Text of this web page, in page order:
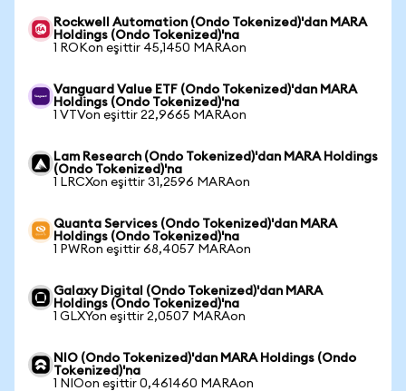
Rockwell Automation (Ondo Tokenized)'dan MARA
Holdings (Ondo Tokenized)'na
1 ROKon eşittir 45,1450 MARAon
Vanguard Value ETF (Ondo Tokenized)'dan MARA
Holdings (Ondo Tokenized)'na
1 VTVon eşittir 22,9665 MARAon
Lam Research (Ondo Tokenized)'dan MARA Holdings
(Ondo Tokenized)'na
1 LRCXon eşittir 31,2596 MARAon
Quanta Services (Ondo Tokenized)'dan MARA
Holdings (Ondo Tokenized)'na
1 PWRon eşittir 68,4057 MARAon
Galaxy Digital (Ondo Tokenized)'dan MARA
Holdings (Ondo Tokenized)'na
1 GLXYon eşittir 2,0507 MARAon
NIO (Ondo Tokenized)'dan MARA Holdings (Ondo
Tokenized)'na
1 NIOon eşittir 0,461460 MARAon